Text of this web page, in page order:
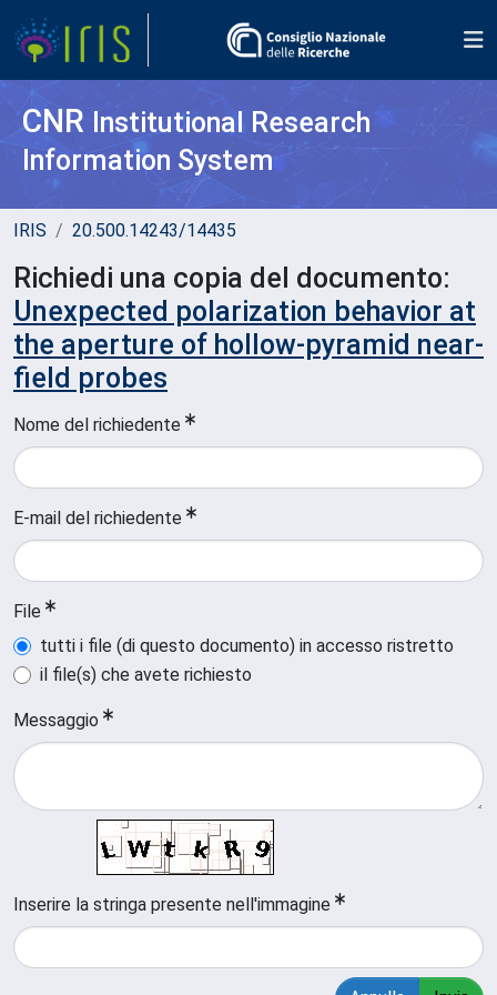
CNR Institutional Research
Information System
IRIS 20.500.14243/14435
Richiedi una copia del documento:
Unexpected polarization behavior at
the aperture of hollow-pyramid near-
field probes
Nome del richiedente
E-mail del richiedente
File
tutti i file (di questo documento) in accesso ristretto
il file(s) che avete richiesto
Messaggio
Inserire la stringa presente nell'immagine